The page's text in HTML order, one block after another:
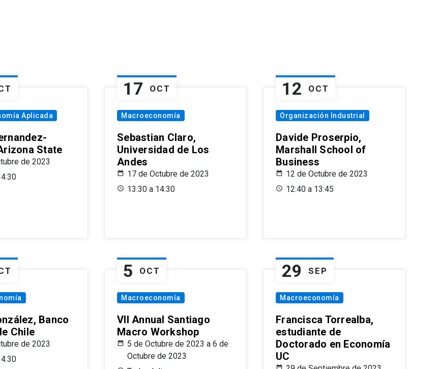
Aplicada
State
de 2023
17 OCT
Macroeconomía
Sebastian Claro,
Universidad de Los
Andes
17 de Octubre de 2023
13:30 a 14:30
12 OCT
Organización Industrial
Davide Proserpio,
Marshall School of
Business
12 de Octubre de 2023
12:40 a 13:45
Banco
Chile
de 2023
5 OCT
Macroeconomía
VII Annual Santiago
Macro Workshop
5 de Octubre de 2023 a 6 de
Octubre de 2023
29 SEP
Macroeconomía
Francisca Torrealba,
estudiante de
Doctorado en Economía
UC